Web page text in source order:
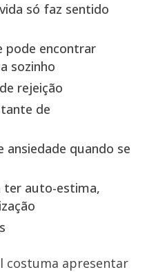
só faz sentido
pode encontrar
sozinho
rejeição
de
ansiedade quando se
ter auto-estima,
costuma apresentar